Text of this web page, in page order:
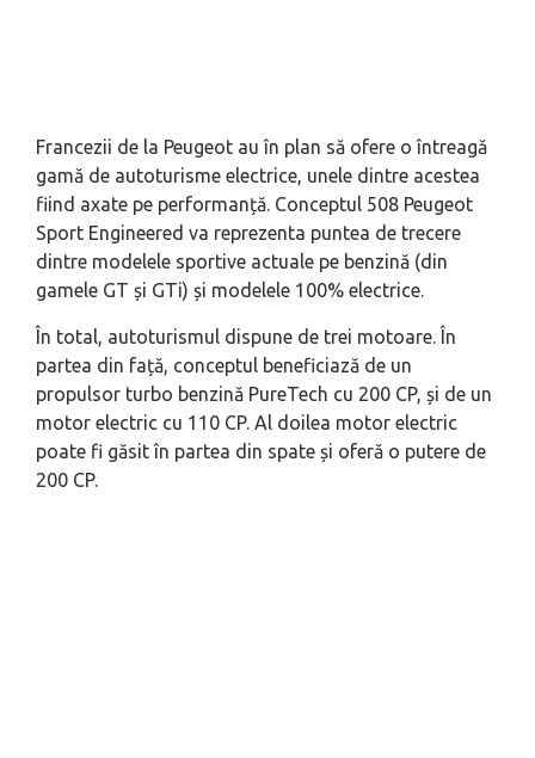
Francezii de la Peugeot au în plan să ofere o întreagă
gamă de autoturisme electrice, unele dintre acestea
fiind axate pe performanță. Conceptul 508 Peugeot
Sport Engineered va reprezenta puntea de trecere
dintre modelele sportive actuale pe benzină (din
gamele GT și GTi) și modelele 100% electrice.
În total, autoturismul dispune de trei motoare. În
partea din față, conceptul beneficiază de un
propulsor turbo benzină PureTech cu 200 CP, și de un
motor electric cu 110 CP. Al doilea motor electric
poate fi găsit în partea din spate și oferă o putere de
200 CP.